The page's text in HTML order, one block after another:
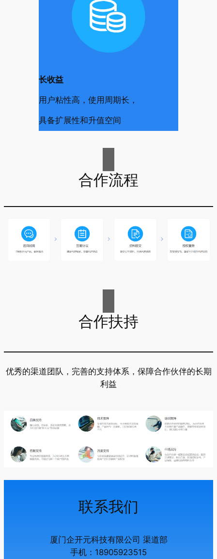
长收益
用户粘性高，使用周期长，
具备扩展性和升值空间
合作流程
合作扶持
优秀的渠道团队，完善的支持体系，保障合作伙伴的长期
利益
联系我们
厦门企开元科技有限公司 渠道部
手机：18905923515